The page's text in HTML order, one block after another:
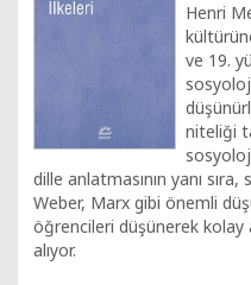
Henri
ve 19.
niteliği
dille anlatmasının yanı
Weber, Marx gibi önemli
öğrencileri düşünerek kolay
alıyor.